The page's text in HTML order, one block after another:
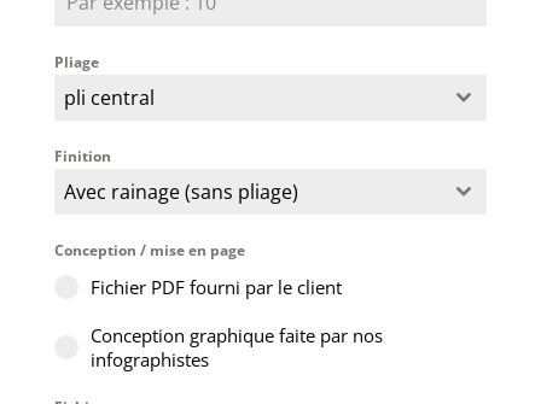
Pliage
pli central
Finition
Avec rainage (sans pliage)
Conception / mise en page
Fichier PDF fourni par le client
Conception graphique faite par nos
infographistes